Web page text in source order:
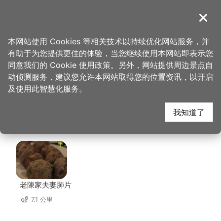
導覽
首页 > 想去的地方 > 住宿 > 峇里岛汽车旅馆
峇里岛汽车旅馆 周边店
家
老陳家夫妻肺片
7.1 公里
关闭
本网站使用 Cookies 等相关技术以持续优化网站服务，并
有助于为您提供更佳的体验，当您继续使用本网站即表示您
同意我们的 Cookie 使用政策。另外，网站提供周边景点自
动侦测服务，建议您允许本网站取得您的位置资讯，以开启
及使用此智慧化服务。
我知道了